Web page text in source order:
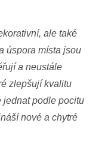
ale také
úspora místa jsou
a neustále
zlepšují kvalitu
jednat podle pocitu
nové a chytré